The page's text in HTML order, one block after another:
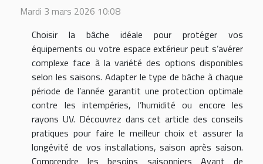
Mardi 3 mars 2026 10:08
Choisir la bâche idéale pour protéger vos
équipements ou votre espace extérieur peut s’avérer
complexe face à la variété des options disponibles
selon les saisons. Adapter le type de bâche à chaque
période de l’année garantit une protection optimale
contre les intempéries, l’humidité ou encore les
rayons UV. Découvrez dans cet article des conseils
pratiques pour faire le meilleur choix et assurer la
longévité de vos installations, saison après saison.
Comprendre les besoins saisonniers Avant de